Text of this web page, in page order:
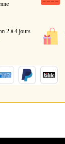
2 à 4 jours